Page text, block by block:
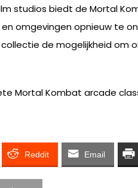
studios biedt de Mortal
omgevingen opnieuw te
de mogelijkheid om
Mortal Kombat arcade
Reddit Email